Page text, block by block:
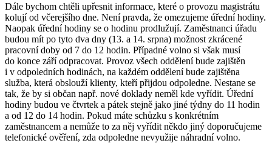
Dále bychom chtěli upřesnit informace, které o provozu magistrátu
kolují od včerejšího dne. Není pravda, že omezujeme úřední hodiny.
Naopak úřední hodiny se o hodinu prodlužují. Zaměstnanci úřadu
budou mít po tyto dva dny (13. a 14. srpna) možnost zkrácené
pracovní doby od 7 do 12 hodin. Případné volno si však musí
do konce září odpracovat. Provoz všech oddělení bude zajištěn
i v odpoledních hodinách, na každém oddělení bude zajištěna
služba, která obslouží klienty, kteří přijdou odpoledne. Nestane se
tak, že by si občan např. nové doklady neměl kde vyřídit. Úřední
hodiny budou ve čtvrtek a pátek stejně jako jiné týdny do 11 hodin
a od 12 do 14 hodin. Pokud máte schůzku s konkrétním
zaměstnancem a nemůže to za něj vyřídit někdo jiný doporučujeme
telefonické ověření, zda odpoledne nevyužije náhradní volno.